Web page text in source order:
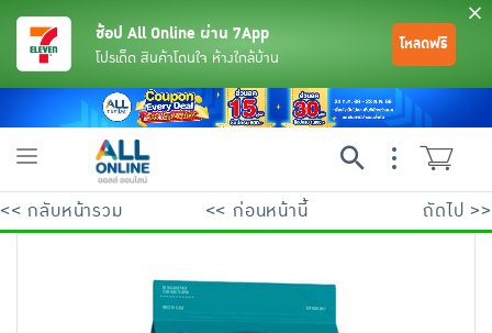
ช้อป All Online ผ่าน 7App
โปรเด็ด สินค้าโดนใจ ห้างใกล้บ้าน
โหลดฟรี
Toggle
<< กลับหน้ารวม << ก่อนหน้านี้ ถัดไป >>